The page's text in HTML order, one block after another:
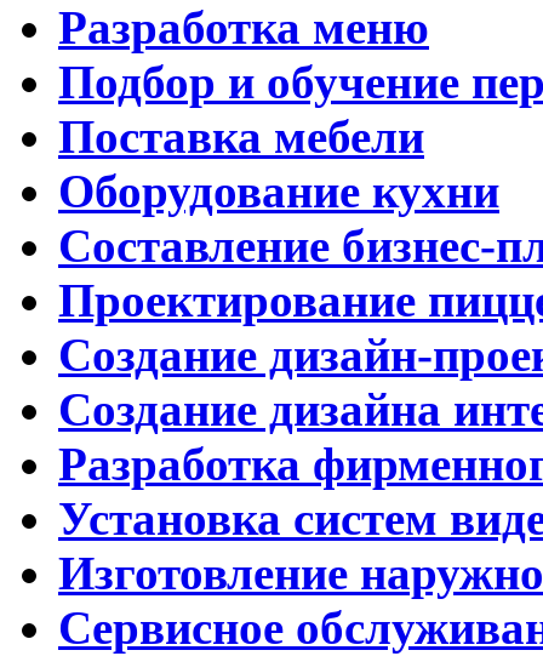
Разработка меню
Подбор и обучение
Поставка мебели
Оборудование кухни
Составление бизнес-
Проектирование
Создание дизайн-
Создание дизайна
Разработка
Установка систем
Изготовление
Сервисное